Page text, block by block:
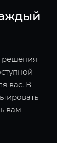
решения
вас. В
вам